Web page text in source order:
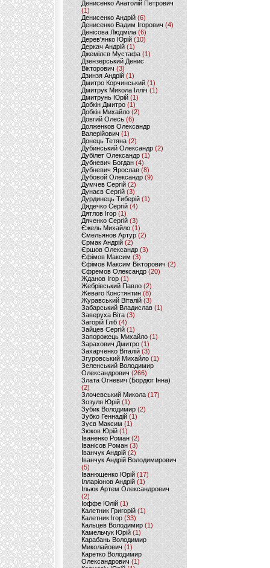
Денисенко Анатолій Петрович
(1)
Денисенко Андрій (6)
Денисенко Вадим Ігорович (4)
Денісова Людміла(6)
Дерев'янко Юрій(10)
Деркач Андрій(1)
Джемілєв Мустафа (1)
Дзензерський Денис
Вікторович (3)
Дзинзя Андрій (1)
Дмитро Корчинський (1)
Дмитрук Микола Ілліч (1)
Дмитрунь Юрій (1)
Добкін Дмитро(1)
Добкін Михайло (2)
Довгий Олесь (6)
Долженков Олександр
Валерійович (1)
Донець Тетяна (2)
Дубинський Олександр(2)
Дубілет Олександр (1)
Дубневич Богдан (4)
Дубневич Ярослав (8)
Дубовой Олександр(9)
Думчев Сергій (2)
Дунаєв Сергій(3)
Дурдинець Тиберій (1)
Дядечко Сергій (4)
Дятлов Ігор (1)
Дяченко Сергій (3)
Єжель Михайло (1)
Ємельянов Артур (2)
Єрмак Андрій (2)
Єршов Олександр (3)
Єфімов Максим (3)
Єфімов Максим Вікторович (2)
Єфремов Олександр (20)
Жданов Ігор (1)
Жебрівський Павло (2)
Жеваго Констянтин (8)
Журавський Віталій (3)
Забарський Владислав (1)
Заверуха Віта (3)
Загорій Гліб (4)
Зайцев Сергій(1)
Запорожець Михайло (1)
Зарахович Дмитро (1)
Захарченко Віталій (3)
Згуровський Михайло (1)
Зеленський Володимир
Олександрович (266)
Злата Огневич (Бордюг Інна)
(2)
Злочевський Микола(17)
Зозуля Юрій (1)
Зубик Володимир (2)
Зубко Геннадій (1)
Зуєв Максим(1)
Зюков Юрій (1)
Іваненко Роман (2)
Іванісов Роман (3)
Іванчук Андрій(2)
Іванчук Андрій Володимирович
(5)
Іванющенко Юрій (17)
Ілларіонов Андрій (1)
Ільюк Артем Олександрович
(2)
Іоффе Юлій (1)
Калетник Григорій(1)
Калетник Ігор (33)
Кальцев Володимир(1)
Камельчук Юрій (1)
Карабань Володимир
Миколайович (1)
Каретко Володимир
Олександрович (1)